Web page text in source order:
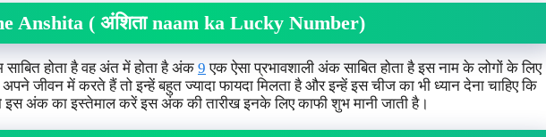
Anshita ( अंशिता naam ka Lucky Number)
होता है वह अंत में होता है अंक 9 एक ऐसा प्रभावशाली अंक साबित होता है इस नाम के लोगों के लिए
जीवन में करते हैं तो इन्हें बहुत ज्यादा फायदा मिलता है और इन्हें इस चीज का भी ध्यान देना चाहिए कि
इस अंक का इस्तेमाल करें इस अंक की तारीख इनके लिए काफी शुभ मानी जाती है।